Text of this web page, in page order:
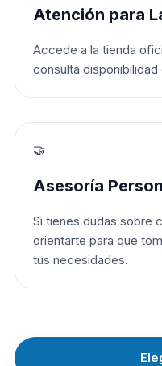
Atención para
Accede a la tienda
consulta
🤝
Asesoría
Si tienes dudas sobre
orientarte para que
tus necesidades.